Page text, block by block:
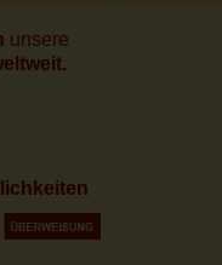
unsere